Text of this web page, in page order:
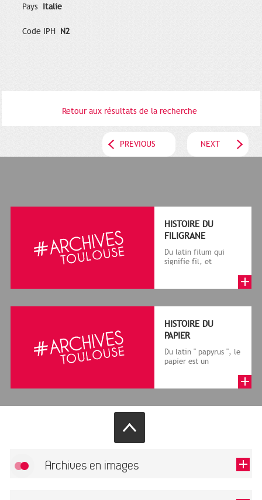
Pays Italie
Code IPH N2
Retour aux résultats de la recherche
PREVIOUS NEXT
HISTOIRE DU
FILIGRANE
Du latin filum qui
signifie fil, et
le cadre de la f...
HISTOIRE DU
PAPIER
Du latin " papyrus ", le
papier est un
végétales réduite...
Archives en images